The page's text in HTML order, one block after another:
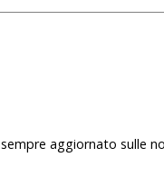
aggiornato sulle